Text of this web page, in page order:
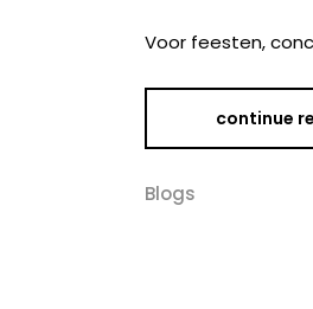
Voor feesten,
continue
Blogs